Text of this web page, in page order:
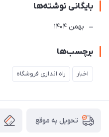
بایگانی نوشته‌ها
بهمن 1404
برچسب‌ها
اخبار راه اندازی فروشگاه
تحویل به موقع